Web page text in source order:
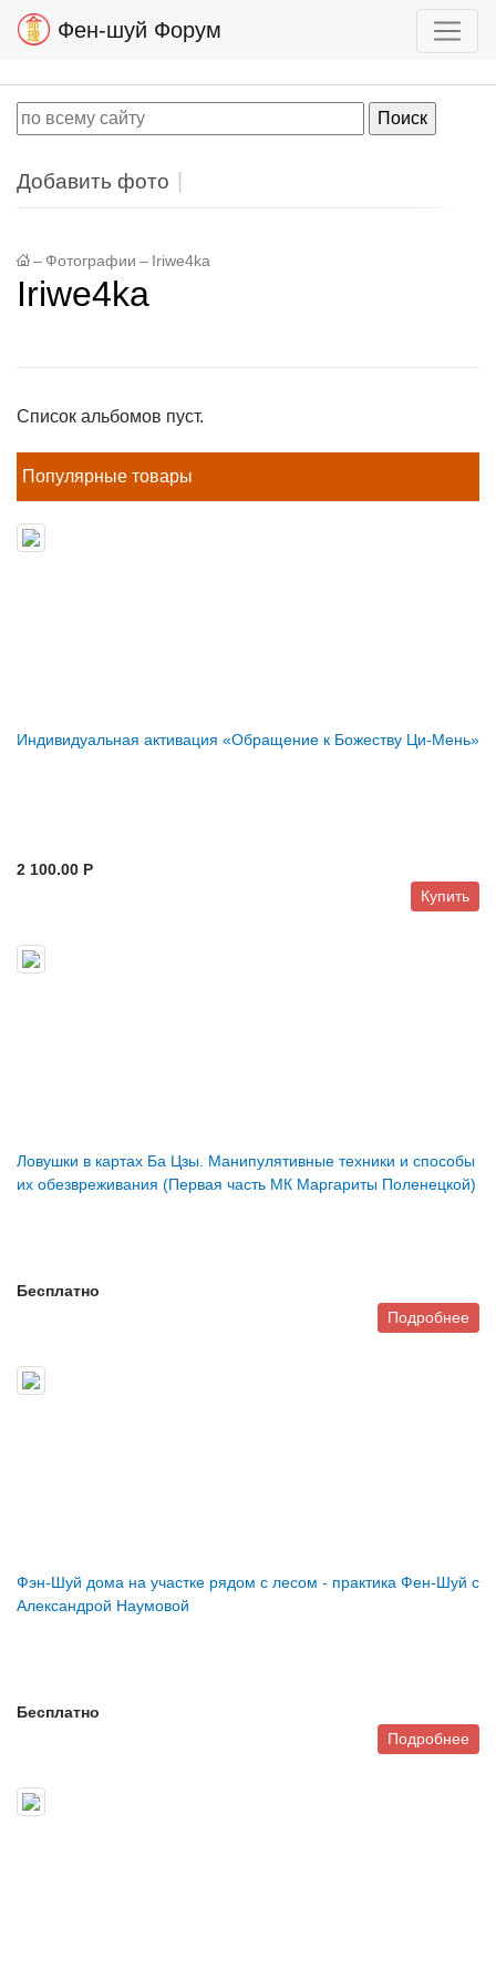
Фен-шуй Форум
Добавить фото
– Фотографии – Iriwe4ka
Iriwe4ka
Список альбомов пуст.
Популярные товары
Индивидуальная активация «Обращение к Божеству Ци-Мень»
2 100.00 P
Купить
Ловушки в картах Ба Цзы. Манипулятивные техники и способы
их обезвреживания (Первая часть МК Маргариты Поленецкой)
Бесплатно
Подробнее
Фэн-Шуй дома на участке рядом с лесом - практика Фен-Шуй с
Александрой Наумовой
Бесплатно
Подробнее